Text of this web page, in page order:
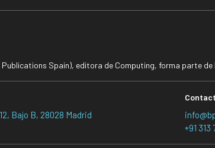
Publications Spain), editora de Computing, forma parte
Bajo B, 28028 Madrid
+91 313